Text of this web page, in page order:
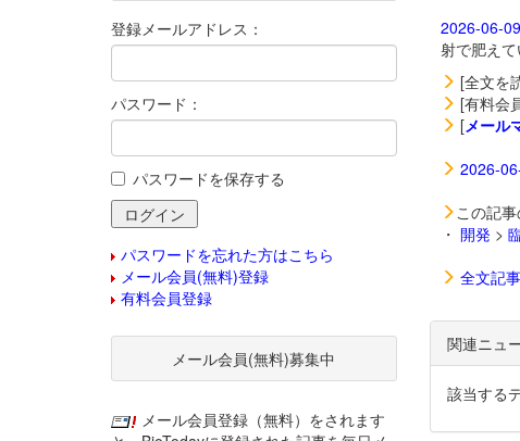
2026-06-09
射で肥え
[全文を
[有料会
[メール
2026-
この記
・ 開発 >
全文記
関連ニュ
該当する
登録メールアドレス：
パスワード：
パスワードを保存する
パスワードを忘れた方はこちら
メール会員(無料)登録
有料会員登録
メール会員(無料)募集中
メール会員登録（無料）をされます